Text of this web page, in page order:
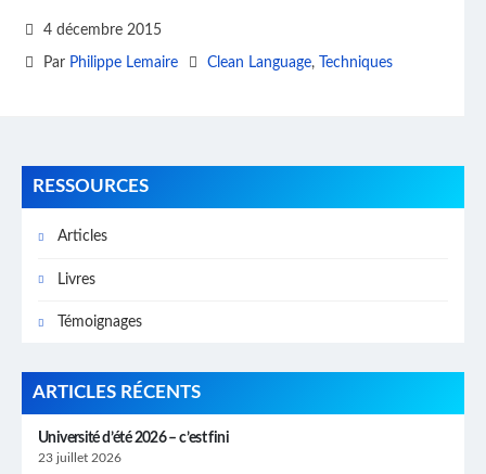
4 décembre 2015
Par Philippe Lemaire Clean Language, Techniques
RESSOURCES
Articles
Livres
Témoignages
ARTICLES RÉCENTS
Université d’été 2026 – c’est fini
23 juillet 2026